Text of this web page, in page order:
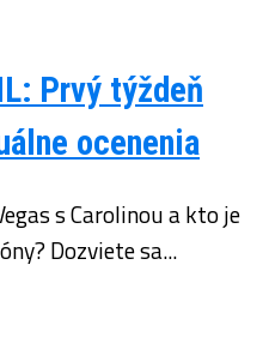
Prvý týždeň
ocenenia
s Carolinou a kto je
Dozviete sa...